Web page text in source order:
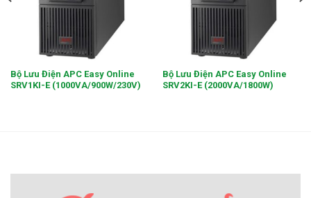
Bộ Lưu Điện APC Easy Online
SRV1KI-E (1000VA/900W/230V)
Bộ Lưu Điện APC Easy Online
SRV2KI-E (2000VA/1800W)